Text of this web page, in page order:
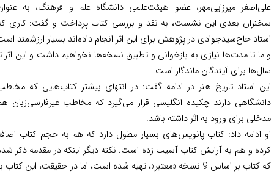
میرزایی‌مهر، عضو هیئت‌علمی دانشگاه علم و فرهنگ، به عنوان
بعدی این نشست، به نقد و بررسی کتاب پرداخت و گفت: کاری که
حاج‌سیدجوادی در پژوهش برای این اثر انجام داده‌اند بسیار ارزشمند است
تا مدت‌ها نیازی به بازخوانی و تطبیق نسخه‌ها نخواهیم داشت و این اثر تا
برای آیندگان ماندگار است.
استاد تاریخ هنر در ادامه گفت: در انتهای بیشتر کتاب‌هایی که مخاطب
دارند چکیده انگلیسی قرار می‌گیرد که مخاطب غیرفارسی‌زبان هم
برای ورود به اثر داشته باشد.
ادامه داد: کتاب پانویس‌های بسیار مطول دارد که هم به حجم کتاب اضافه
و هم به آرایش کتاب آسیب زده است. نکته دیگر اینکه در مقدمه ذکر شده
که کتاب بر اساس 9 نسخه «معتبر»، تهیه شده است، اما در حقیقت، این کتاب بر